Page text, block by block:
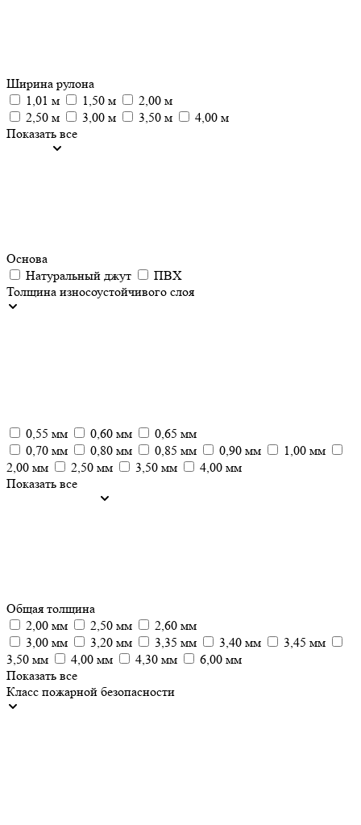
Ширина рулона
1,01 м
1,50 м
2,00 м
2,50 м
3,00 м 3,50 м
4,00 м
Показать все
Основа
Натуральный джут
ПВХ
Толщина износоустойчивого слоя
0,55 мм 0,60 мм
0,65 мм
0,70 мм
0,80 мм 0,85 мм 0,90 мм
1,00 мм
2,00 мм
2,50 мм 3,50 мм
4,00 мм
Показать все
Общая толщина
2,00 мм
2,50 мм
2,60 мм
3,00 мм
3,20 мм 3,35 мм 3,40 мм
3,45 мм
3,50 мм
4,00 мм 4,30 мм
6,00 мм
Показать все
Класс пожарной безопасности